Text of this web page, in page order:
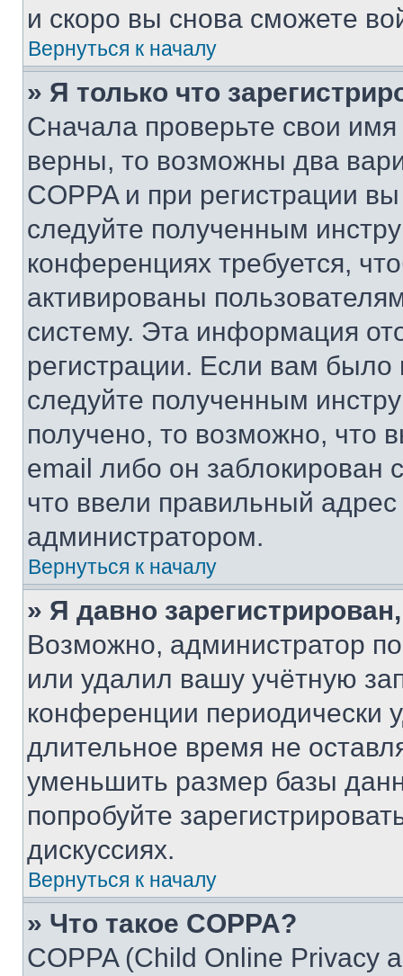
и скоро вы снова сможете
Вернуться к началу
» Я только что
Сначала проверьте свои
верны, то возможны два
COPPA и при регистрации
следуйте полученным
конференциях требуется,
активированы
систему. Эта информация
регистрации. Если вам
следуйте полученным
получено, то возможно, что
email либо он
что ввели правильный адрес
администратором.
Вернуться к началу
» Я давно
Возможно, администратор
или удалил вашу учётную
конференции периодически
длительное время не
уменьшить размер базы
попробуйте
дискуссиях.
Вернуться к началу
» Что такое COPPA?
COPPA (Child Online Privacy